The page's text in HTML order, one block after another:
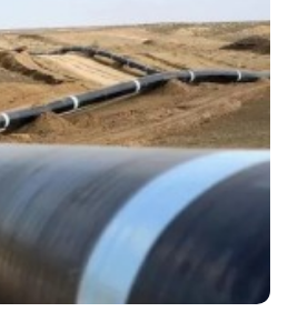
ტრამპმა უნდა მოაწეროს
კანონპროექტს
დასახელებულია
რომელიც 2026 წლის 11 ივლისს
პუტინს მტკივნეულ ადგილზე
დამ დარლინ გრემ ნორდონმა,
დაიკავა.„დღეს ზელენსკი
ხოლო პუტინი - მოსკოვიდან“,
ბლუმენთალმა,
შტატიდან, რომელიც სამხრეთ
სენატორ ლინდსი გრემთან
პაკეტზე. „მინდა ვიფიქრო,
ამას “, - თქვა ბლუმენთალმა.
ვეუბნებით: თქვენ მარტო არ